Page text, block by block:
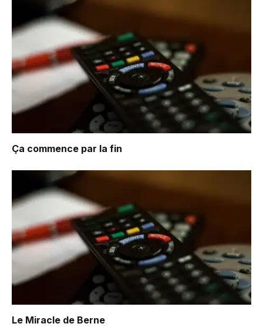
Ça commence par la fin
Le Miracle de Berne